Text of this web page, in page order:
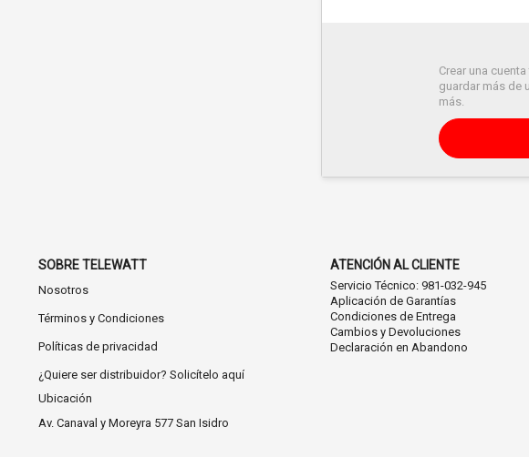
Crear una
guardar más de
más.
SOBRE TELEWATT
Nosotros
Términos y Condiciones
Políticas de privacidad
¿Quiere ser distribuidor? Solicítelo aquí
Ubicación
Av. Canaval y Moreyra 577 San Isidro
ATENCIÓN AL CLIENTE
Servicio Técnico: 981-032-945
Aplicación de Garantías
Condiciones de Entrega
Cambios y Devoluciones
Declaración en Abandono